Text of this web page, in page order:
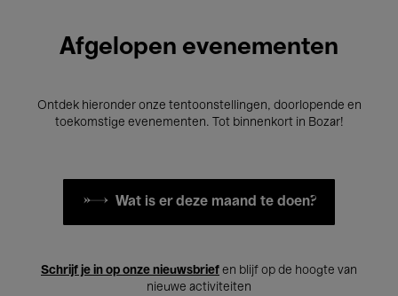
Afgelopen evenementen
Ontdek hieronder onze tentoonstellingen, doorlopende en
toekomstige evenementen. Tot binnenkort in Bozar!
Wat is er deze maand te doen?
Schrijf je in op onze nieuwsbrief en blijf op de hoogte van
nieuwe activiteiten